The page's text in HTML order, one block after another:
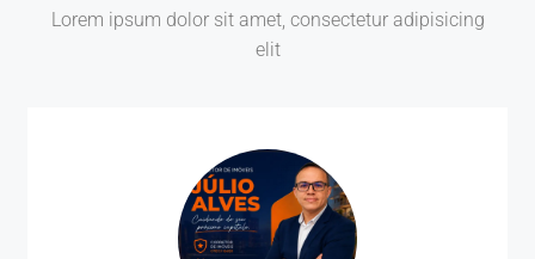
Lorem ipsum dolor sit amet, consectetur adipisicing
elit